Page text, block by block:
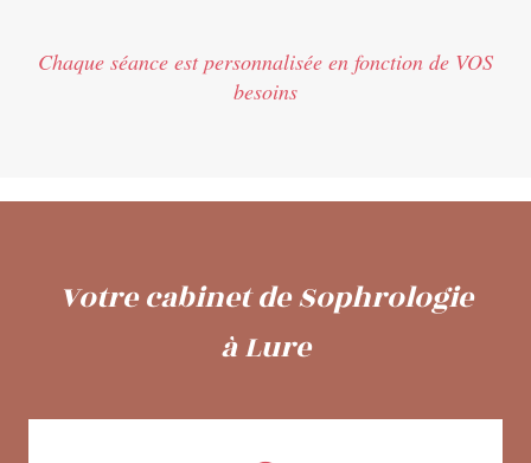
Chaque séance est personnalisée en fonction de VOS
besoins
Votre cabinet de Sophrologie
à Lure